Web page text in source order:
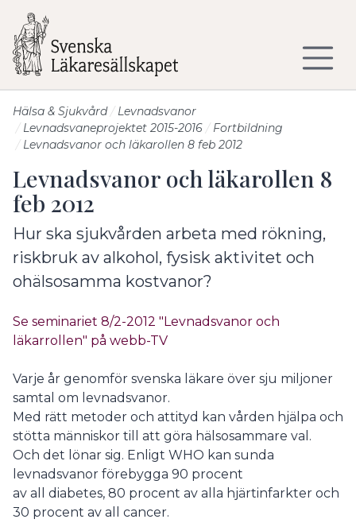
Hälsa & Sjukvård
Levnadsvanor
Levnadsvaneprojektet 2015-2016
Fortbildning
Levnadsvanor och läkarollen 8 feb 2012
Levnadsvanor och läkarollen 8
feb 2012
Hur ska sjukvården arbeta med rökning,
riskbruk av alkohol, fysisk aktivitet och
ohälsosamma kostvanor?
Se seminariet 8/2-2012 "Levnadsvanor och
läkarrollen" på webb-TV
Varje år genomför svenska läkare över sju miljoner
samtal om levnadsvanor.
Med rätt metoder och attityd kan vården hjälpa och
stötta människor till att göra hälsosammare val.
Och det lönar sig. Enligt WHO kan sunda
levnadsvanor förebygga 90 procent
av all diabetes, 80 procent av alla hjärtinfarkter och
30 procent av all cancer.